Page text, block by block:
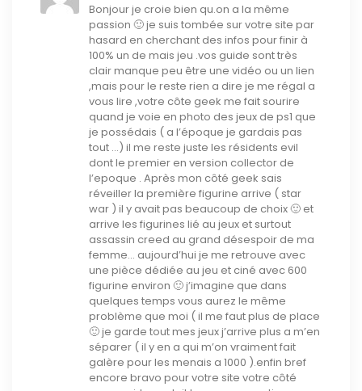
Bonjour je croie bien qu.on a la même
passion 🙂 je suis tombée sur votre site par
hasard en cherchant des infos pour finir à
100% un de mais jeu .vos guide sont très
clair manque peu être une vidéo ou un lien
,mais pour le reste rien a dire je me régal a
vous lire ,votre côte geek me fait sourire
quand je voie en photo des jeux de ps1 que
je possédais ( a l’époque je gardais pas
tout …) il me reste juste les résidents evil
dont le premier en version collector de
l’epoque . Après mon côté geek sais
réveiller la première figurine arrive ( star
war ) il y avait pas beaucoup de choix 🙂 et
arrive les figurines lié au jeux et surtout
assassin creed au grand désespoir de ma
femme… aujourd’hui je me retrouve avec
une pièce dédiée au jeu et ciné avec 600
figurine environ 🙂 j’imagine que dans
quelques temps vous aurez le même
problème que moi ( il me faut plus de place
🙂 je garde tout mes jeux j’arrive plus a m’en
séparer ( il y en a qui m’on vraiment fait
galère pour les menais a 1000 ).enfin bref
encore bravo pour votre site votre côté